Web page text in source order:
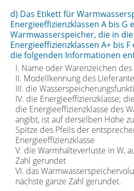
d) Das Etikett für
Energieeffizienzklassen A bis G
Warmwasserspeicher, die in die
Energieeffizienzklassen A+ bis
die folgenden Informationen
I. Name oder Warenzeichen
II. Modellkennung des
III. die
IV. die Energieeffizienzklasse;
die Energieeffizienzklasse des
angibt, ist auf derselben Höhe
Spitze des Pfeils der
Energieeffizienzklasse
V. die Warmhalteverluste in W,
Zahl gerundet
VI. das
nächste ganze Zahl gerundet.